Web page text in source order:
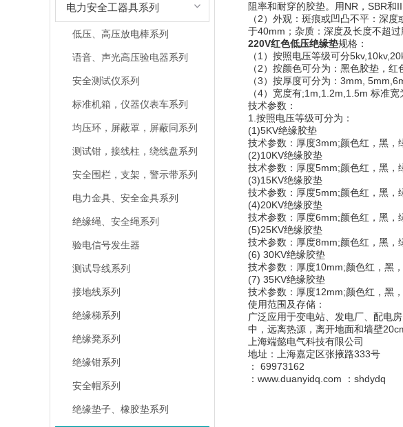
电力安全工器具系列
低压、高压放电棒系列
语音、声光高压验电器系列
安全测试仪系列
标准机箱，仪器仪表车系列
均压环，屏蔽罩，屏蔽同系列
测试钳，接线柱，绕线盘系列
安全围栏，支架，警示带系列
电力金具、安全金具系列
绝缘绳、安全绳系列
验电信号发生器
测试导线系列
接地线系列
绝缘梯系列
绝缘凳系列
绝缘钳系列
安全帽系列
绝缘垫子、橡胶垫系列
阻率和耐穿的胶垫。用NR，SBR和
（2）外观：斑痕或凹凸不平：深
于40mm；杂质：深度及长度不超
220V红色低压绝缘垫规格：
（1）按照电压等级可分
（2）按颜色可分为：黑色胶垫，
（3）按厚度可分为：3mm,
（4）宽度有;1m,1.2m,1.5m 标准
技术参数：
1.按照电压等级可分为：
(1)5KV绝缘胶垫
技术参数：厚度3mm;颜色红，黑，
(2)10KV绝缘胶垫
技术参数：厚度5mm;颜色红，黑，
(3)15KV绝缘胶垫
技术参数：厚度5mm;颜色红，黑，
(4)20KV绝缘胶垫
技术参数：厚度6mm;颜色红，黑，
(5)25KV绝缘胶垫
技术参数：厚度8mm;颜色红，黑，
(6) 30KV绝缘胶垫
技术参数：厚度10mm;颜色红，黑
(7) 35KV绝缘胶垫
技术参数：厚度12mm;颜色红，黑
使用范围及存储：
广泛应用于变电站、发电厂、配电
中，远离热源，离开地面和墙壁
上海端懿电气科技有限公司
地址：上海嘉定区张掖路333号
： 69973162
：www.duanyidq.com ：shdydq